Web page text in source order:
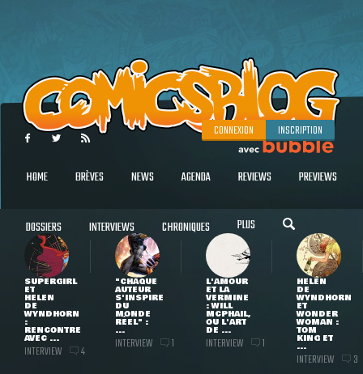
CONNEXION INSCRIPTION
HOME BRÈVES NEWS AGENDA REVIEWS PREVIEWS
DOSSIERS INTERVIEWS CHRONIQUES PLUS
SUPERGIRL
ET
HELEN
DE
WYNDHORN
:
RENCONTRE
AVEC ...
INTERVIEW 4
"CHAQUE
AUTEUR
S'INSPIRE
DU
MONDE
RÉEL" :
...
INTERVIEW 1
L'AMOUR
ET LA
VERMINE
: WILL
MCPHAIL,
OU L'ART
DE ...
INTERVIEW 1
HELEN
DE
WYNDHORN
ET
WONDER
WOMAN :
TOM
KING ET
...
INTERVIEW 3